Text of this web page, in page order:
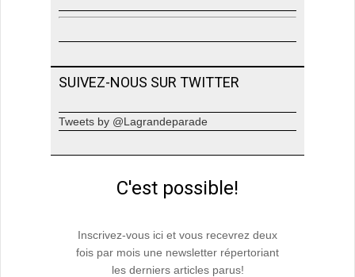
SUIVEZ-NOUS SUR TWITTER
Tweets by @Lagrandeparade
C'est possible!
Inscrivez-vous ici et vous recevrez deux
fois par mois une newsletter répertoriant
les derniers articles parus!